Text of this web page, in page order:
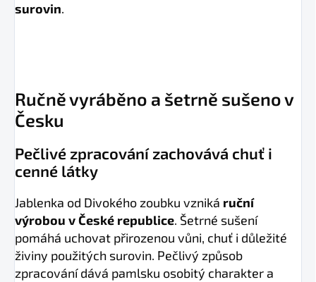
surovin.
Ručně vyráběno a šetrně sušeno v
Česku
Pečlivé zpracování zachovává chuť i
cenné látky
Jablenka od Divokého zoubku vzniká ruční
výrobou v České republice. Šetrné sušení
pomáhá uchovat přirozenou vůni, chuť i důležité
živiny použitých surovin. Pečlivý způsob
zpracování dává pamlsku osobitý charakter a